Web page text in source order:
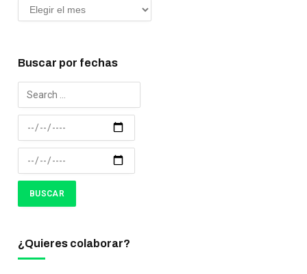
Buscar por fechas
¿Quieres colaborar?